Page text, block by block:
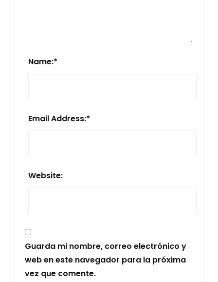
Name:*
Email Address:*
Website:
Guarda mi nombre, correo electrónico y
web en este navegador para la próxima
vez que comente.